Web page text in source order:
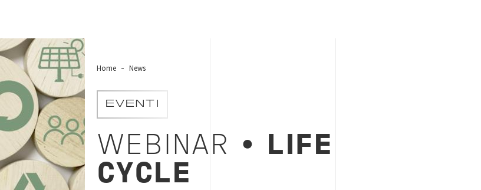
Home News
EVENTI
WEBINAR • LIFE
CYCLE